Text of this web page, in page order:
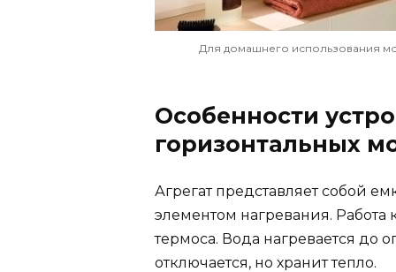
Для домашнего использования
Особенности
горизонтальных
Агрегат представляет собой
элементом нагревания. Работа
термоса. Вода нагревается до
отключается, но хранит тепло.